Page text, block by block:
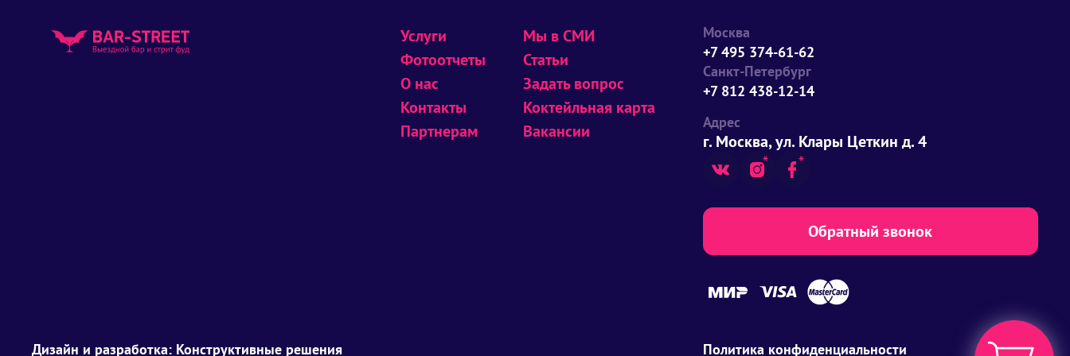
Услуги
Фотоотчеты
О нас
Контакты
Партнерам
Мы в СМИ
Статьи
Задать вопрос
Коктейльная карта
Вакансии
Москва
+7 495 374-61-62
Санкт-Петербург
+7 812 438-12-14
Адрес
г. Москва, ул. Клары Цеткин д. 4
Обратный звонок
Дизайн и разработка: Конструктивные решения Политика конфиденциальности